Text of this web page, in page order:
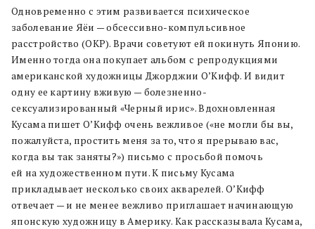
Одновременно с этим развивается психическое
заболевание Яёи — обсессивно-компульсивное
расстройство (ОКР). Врачи советуют ей покинуть Японию.
Именно тогда она покупает альбом с репродукциями
американской художницы Джорджии О’Кифф. И видит
одну ее картину вживую — болезненно-
сексуализированный «Черный ирис». Вдохновленная
Кусама пишет О’Кифф очень вежливое («не могли бы вы,
пожалуйста, простить меня за то, что я прерываю вас,
когда вы так заняты?») письмо с просьбой помочь
ей на художественном пути. К письму Кусама
прикладывает несколько своих акварелей. О’Кифф
отвечает — и не менее вежливо приглашает начинающую
японскую художницу в Америку. Как рассказывала Кусама,